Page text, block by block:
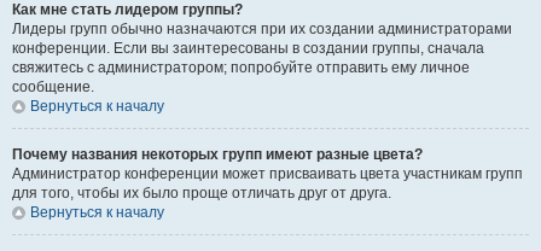
Как мне стать лидером группы?
Лидеры групп обычно назначаются при их создании администраторами
конференции. Если вы заинтересованы в создании группы, сначала
свяжитесь с администратором; попробуйте отправить ему личное
сообщение.
Вернуться к началу
Почему названия некоторых групп имеют разные цвета?
Администратор конференции может присваивать цвета участникам групп
для того, чтобы их было проще отличать друг от друга.
Вернуться к началу